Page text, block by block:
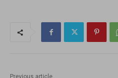
Previous article